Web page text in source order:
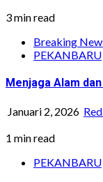
3 min read
Breaking
PEKANBARU
Menjaga Alam
Januari 2, 2026
1 min read
PEKANBARU